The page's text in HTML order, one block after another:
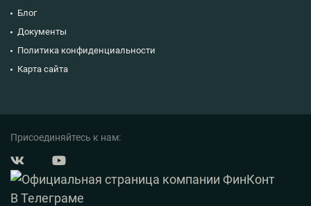
Блог
Документы
Политика конфиденциальности
Карта сайта
Присоединяйтесь к нам: